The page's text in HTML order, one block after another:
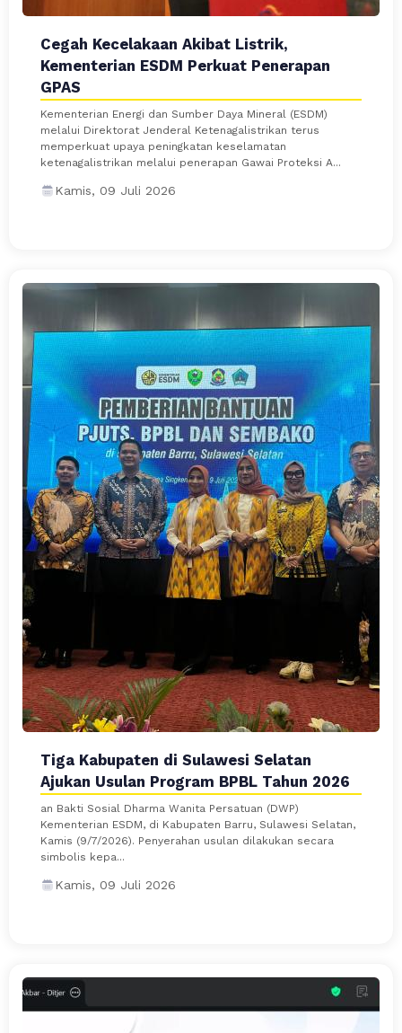
Cegah Kecelakaan Akibat Listrik,
Kementerian ESDM Perkuat Penerapan
GPAS
Kementerian Energi dan Sumber Daya Mineral (ESDM)
melalui Direktorat Jenderal Ketenagalistrikan terus
memperkuat upaya peningkatan keselamatan
ketenagalistrikan melalui penerapan Gawai Proteksi A...
Kamis, 09 Juli 2026
Tiga Kabupaten di Sulawesi Selatan
Ajukan Usulan Program BPBL Tahun 2026
an Bakti Sosial Dharma Wanita Persatuan (DWP)
Kementerian ESDM, di Kabupaten Barru, Sulawesi Selatan,
Kamis (9/7/2026). Penyerahan usulan dilakukan secara
simbolis kepa...
Kamis, 09 Juli 2026